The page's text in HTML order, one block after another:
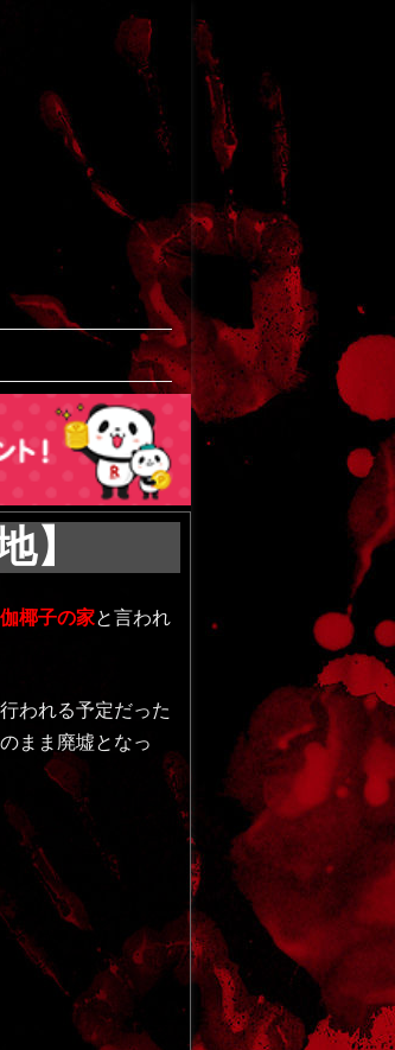
】
伽椰子の家と言われ
われる予定だった
まま廃墟となっ